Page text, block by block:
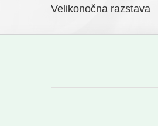
Velikonočna razstava